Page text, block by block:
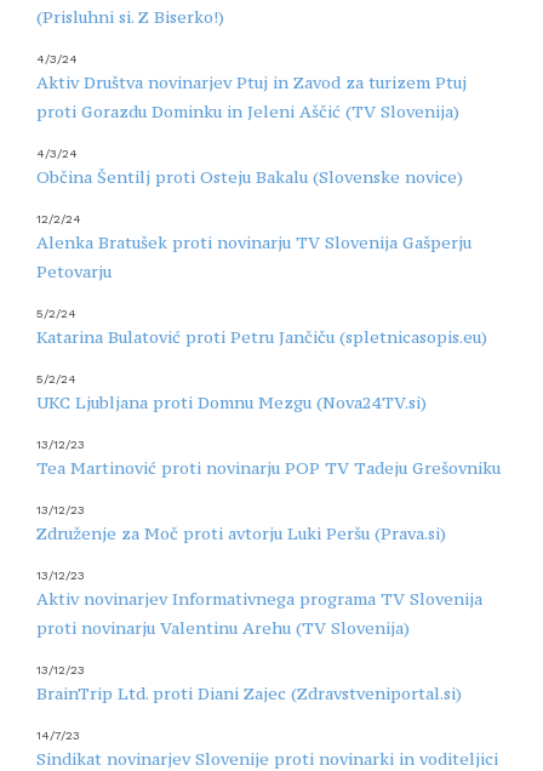
(Prisluhni si. Z Biserko!)
4/3/24
Aktiv Društva novinarjev Ptuj in Zavod za turizem Ptuj
proti Gorazdu Dominku in Jeleni Aščić (TV Slovenija)
4/3/24
Občina Šentilj proti Osteju Bakalu (Slovenske novice)
12/2/24
Alenka Bratušek proti novinarju TV Slovenija Gašperju
Petovarju
5/2/24
Katarina Bulatović proti Petru Jančiču (spletnicasopis.eu)
5/2/24
UKC Ljubljana proti Domnu Mezgu (Nova24TV.si)
13/12/23
Tea Martinović proti novinarju POP TV Tadeju Grešovniku
13/12/23
Združenje za Moč proti avtorju Luki Peršu (Prava.si)
13/12/23
Aktiv novinarjev Informativnega programa TV Slovenija
proti novinarju Valentinu Arehu (TV Slovenija)
13/12/23
BrainTrip Ltd. proti Diani Zajec (Zdravstveniportal.si)
14/7/23
Sindikat novinarjev Slovenije proti novinarki in voditeljici